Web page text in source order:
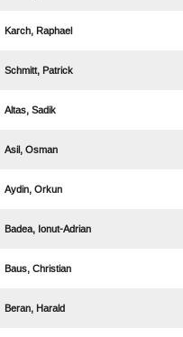
 
 
 
 
 
 
 
 